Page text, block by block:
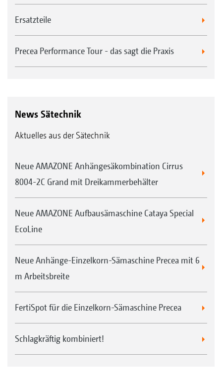
Ersatzteile
Precea Performance Tour - das sagt die Praxis
News Sätechnik
Aktuelles aus der Sätechnik
Neue AMAZONE Anhängesäkombination Cirrus
8004-2C Grand mit Dreikammerbehälter
Neue AMAZONE Aufbausämaschine Cataya Special
EcoLine
Neue Anhänge-Einzelkorn-Sämaschine Precea mit 6
m Arbeitsbreite
FertiSpot für die Einzelkorn-Sämaschine Precea
Schlagkräftig kombiniert!